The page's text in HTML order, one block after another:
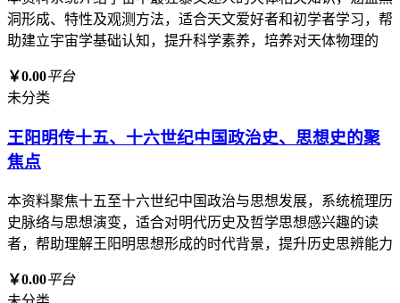
洞形成、特性及观测方法，适合天文爱好者和初学者学习，帮
助建立宇宙学基础认知，提升科学素养，培养对天体物理的
￥0.00平台
未分类
王阳明传十五、十六世纪中国政治史、思想史的聚
焦点
本资料聚焦十五至十六世纪中国政治与思想发展，系统梳理历
史脉络与思想演变，适合对明代历史及哲学思想感兴趣的读
者，帮助理解王阳明思想形成的时代背景，提升历史思辨能力
￥0.00平台